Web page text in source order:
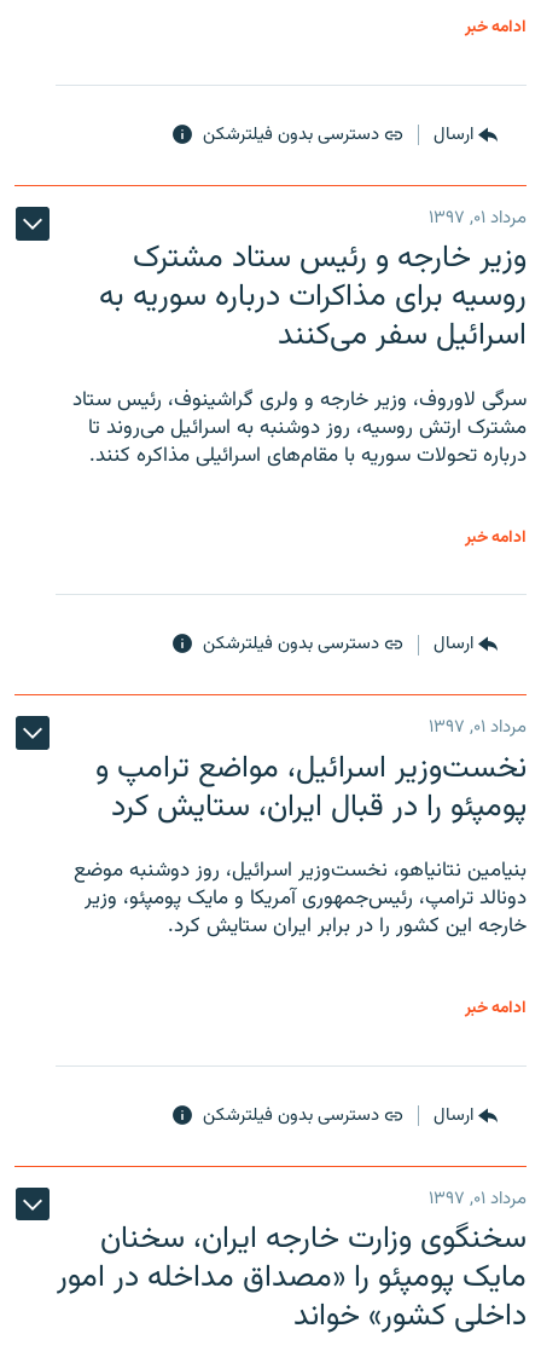
ادامه خبر
ارسال دسترسی بدون فیلترشکن
مرداد ۰۱, ۱۳۹۷
وزیر خارجه و رئیس‌ ستاد مشترک
روسیه برای مذاکرات درباره سوریه به
اسرائیل سفر می‌کنند
سرگی لاوروف، وزیر خارجه و ولری گراشینوف، رئیس ستاد
مشترک ارتش روسیه، روز دوشنبه به اسرائیل می‌روند تا
درباره تحولات سوریه با مقام‌های اسرائیلی مذاکره کنند.
ادامه خبر
ارسال دسترسی بدون فیلترشکن
مرداد ۰۱, ۱۳۹۷
نخست‌وزیر اسرائیل، مواضع ترامپ و
پومپئو را در قبال ایران، ستایش کرد
بنیامین نتانیاهو، نخست‌وزیر اسرائیل، روز دوشنبه موضع
دونالد ترامپ، رئیس‌جمهوری آمریکا و مایک پومپئو، وزیر
خارجه این کشور را در برابر ایران ستایش کرد.
ادامه خبر
ارسال دسترسی بدون فیلترشکن
مرداد ۰۱, ۱۳۹۷
سخنگوی وزارت خارجه ایران، سخنان
مایک پومپئو را «مصداق مداخله در امور
داخلی کشور» خواند